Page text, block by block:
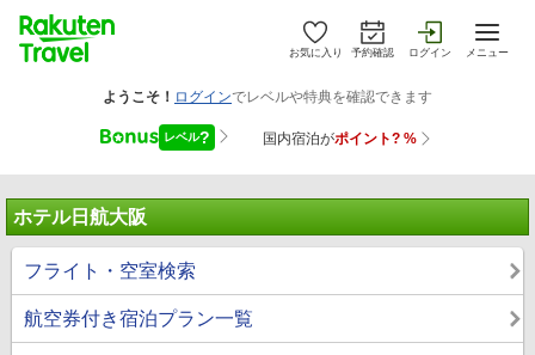
お気に入り 予約確認 ログイン メニュー
ホテル日航大阪
フライト・空室検索
航空券付き宿泊プラン一覧